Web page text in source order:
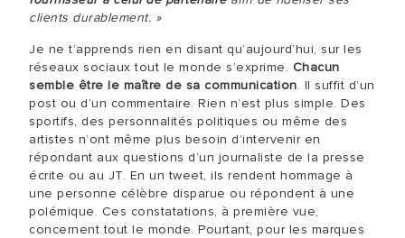
clients durablement. »
Je ne t’apprends rien en disant qu’aujourd’hui, sur les
réseaux sociaux tout le monde s’exprime. Chacun
semble être le maître de sa communication. Il suffit d’un
post ou d’un commentaire. Rien n’est plus simple. Des
sportifs, des personnalités politiques ou même des
artistes n’ont même plus besoin d’intervenir en
répondant aux questions d’un journaliste de la presse
écrite ou au JT. En un tweet, ils rendent hommage à
une personne célèbre disparue ou répondent à une
polémique. Ces constatations, à première vue,
concernent tout le monde. Pourtant, pour les marques